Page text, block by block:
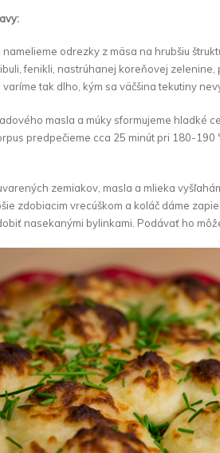
namelieme odrezky z mäsa na hrubšiu
fenikli, nastrúhanej koreňovej
varíme tak dlho, kým sa väčšina tekutiny
masla a múky sformujeme hladké
predpečieme cca 25 minút pri 180-190
zemiakov, masla a mlieka
zdobiacim vrecúškom a koláč dáme
nasekanými bylinkami. Podávať ho